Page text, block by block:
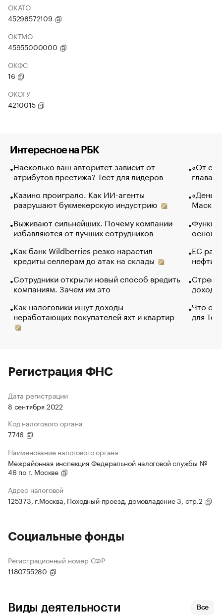
ОКАТО
45298572109
ОКТМО
45955000000
ОКФС
16
ОКОГУ
4210015
Интересное на РБК
Насколько ваш авторитет зависит от
атрибутов престижа? Тест для лидеров
Казино проиграло. Как ИИ-агенты
разрушают букмекерскую индустрию
Выживают сильнейших. Почему компании
избавляются от лучших сотрудников
Как банк Wildberries резко нарастил
кредиты селлерам до атак на склады
Сотрудники открыли новый способ вредить
компаниям. Зачем им это
Как налоговики ищут доходы
неработающих покупателей яхт и квартир
«От
глава
Маск в
основ
ЕС
нефти
Что
для
Регистрация ФНС
Дата регистрации
8 сентября 2022
Код налогового органа
7746
Наименование налогового органа
Межрайонная инспекция Федеральной налоговой службы №
46 по г. Москве
Адрес налоговой
125373, г.Москва, Походный проезд, домовладение 3, стр.2
Социальные фонды
Регистрационный номер СФР
1180755280
Виды деятельности Все